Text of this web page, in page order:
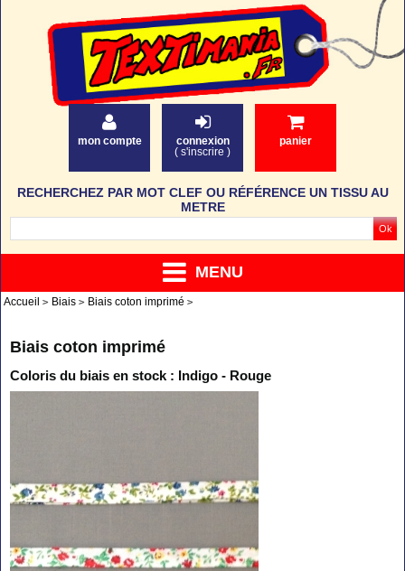
mon compte
connexion
( s'inscrire )
panier
MENU
RECHERCHEZ PAR MOT CLEF OU RÉFÉRENCE UN TISSU AU
METRE
Accueil Biais Biais coton imprimé
Biais coton imprimé
Coloris du biais en stock : Indigo - Rouge